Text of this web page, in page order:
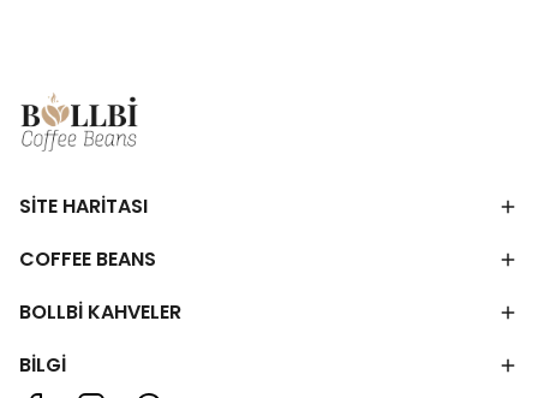
SİTE HARİTASI
COFFEE BEANS
BOLLBİ KAHVELER
BİLGİ